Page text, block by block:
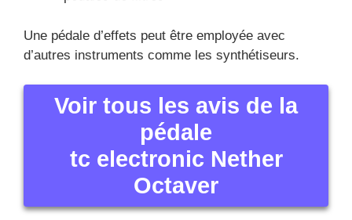
Une pédale d’effets peut être employée avec
d’autres instruments comme les synthétiseurs.
Voir tous les avis de la
pédale
tc electronic Nether
Octaver